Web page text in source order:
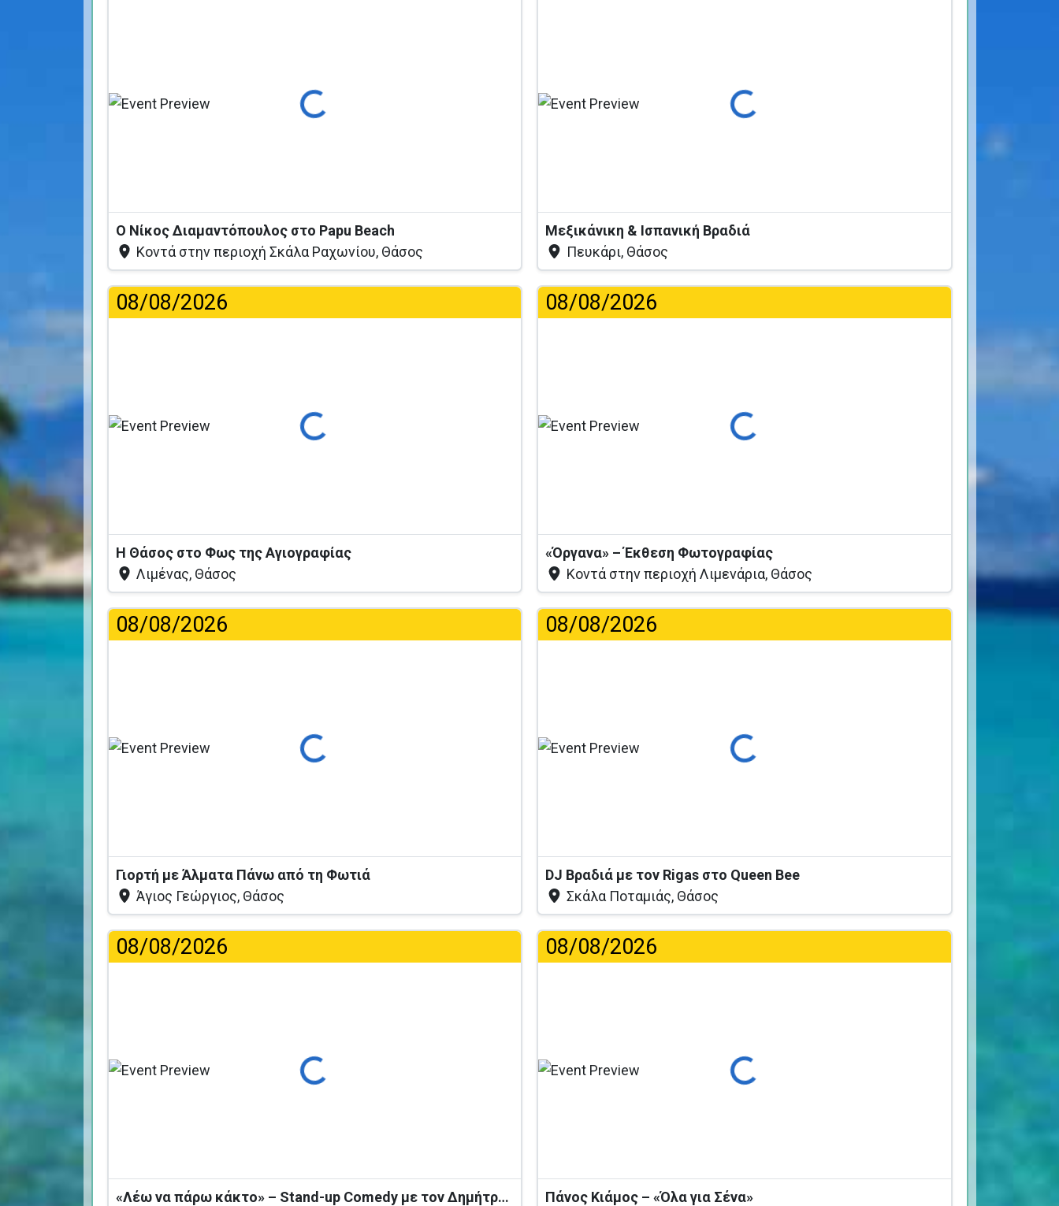
Φόρτωση...
Ο Νίκος Διαμαντόπουλος στο Papu Beach
Κοντά στην περιοχή Σκάλα Ραχωνίου, Θάσος
Φόρτωση...
Μεξικάνικη & Ισπανική Βραδιά
Πευκάρι, Θάσος
08/08/2026
Φόρτωση...
Η Θάσος στο Φως της Αγιογραφίας
Λιμένας, Θάσος
08/08/2026
Φόρτωση...
«Όργανα» – Έκθεση Φωτογραφίας
Κοντά στην περιοχή Λιμενάρια, Θάσος
08/08/2026
Φόρτωση...
Γιορτή με Άλματα Πάνω από τη Φωτιά
Άγιος Γεώργιος, Θάσος
08/08/2026
Φόρτωση...
DJ Βραδιά με τον Rigas στο Queen Bee
Σκάλα Ποταμιάς, Θάσος
08/08/2026
Φόρτωση...
«Λέω να πάρω κάκτο» – Stand-up Comedy με τον Δημήτρη Χριστοφορίδη
08/08/2026
Φόρτωση...
Πάνος Κιάμος – «Όλα για Σένα»